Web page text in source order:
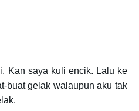
Kan saya kuli encik. Lalu ke
buat gelak walaupun aku tak